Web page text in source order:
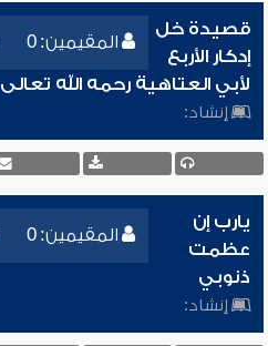
المقيمين: 0
قصيدة خل
إدكار الأربع
لأبي العتاهية رحمه الله تعالى
إنشاد:
المقيمين: 0
يارب إن
عظمت
ذنوبي
إنشاد: